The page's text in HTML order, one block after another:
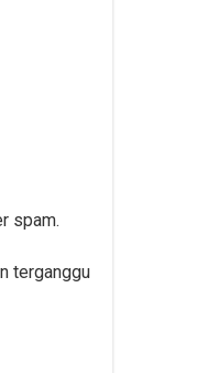
spam.
terganggu